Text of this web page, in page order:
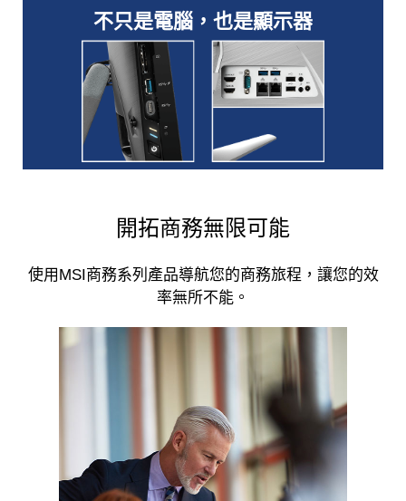
不只是電腦，也是顯示器
開拓商務無限可能
使用MSI商務系列產品導航您的商務旅程，讓您的效
率無所不能。